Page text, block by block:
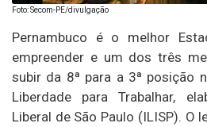
Foto: Secom-PE/divulgação
Pernambuco é o melhor
empreender e um dos três
subir da 8ª para a 3ª posição
Liberdade para Trabalhar,
Liberal de São Paulo (ILISP). O